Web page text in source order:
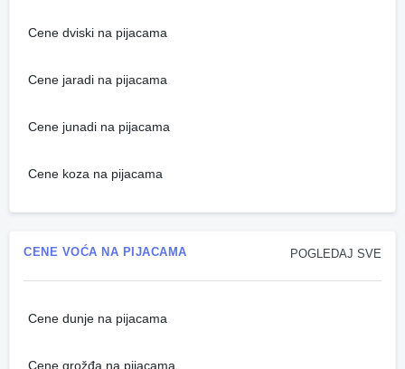
Cene dviski na pijacama
Cene jaradi na pijacama
Cene junadi na pijacama
Cene koza na pijacama
POGLEDAJ SVE
CENE VOĆA NA PIJACAMA
Cene dunje na pijacama
Cene grožđa na pijacama